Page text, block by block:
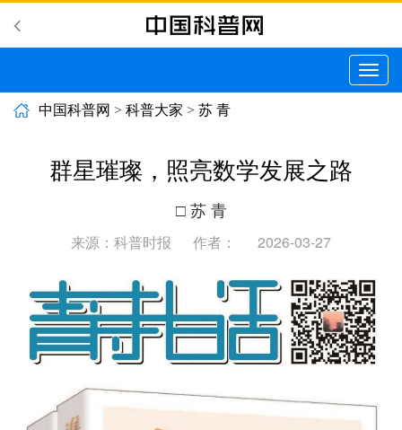
切
换
中国科普网 > 科普大家 > 苏 青
群星璀璨，照亮数学发展之路
□ 苏 青
来源：科普时报 作者： 2026-03-27